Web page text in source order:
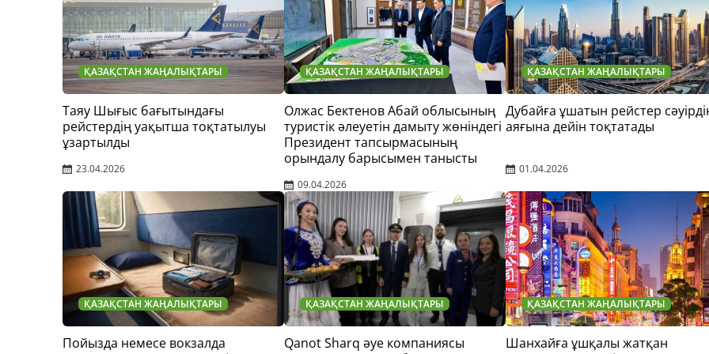
ҚАЗАҚСТАН ЖАҢАЛЫҚТАРЫ
Таяу Шығыс бағытындағы
рейстердің уақытша тоқтатылуы
ұзартылды
23.04.2026
ҚАЗАҚСТАН ЖАҢАЛЫҚТАРЫ
Олжас Бектенов Абай облысының
туристік әлеуетін дамыту жөніндегі
Президент тапсырмасының
орындалу барысымен танысты
09.04.2026
ҚАЗАҚСТАН ЖАҢАЛЫҚТАРЫ
Дубайға ұшатын рейстер
аяғына дейін тоқтатады
01.04.2026
ҚАЗАҚСТАН ЖАҢАЛЫҚТАРЫ
Пойызда немесе вокзалда
ҚАЗАҚСТАН ЖАҢАЛЫҚТАРЫ
Qanot Sharq әуе компаниясы
ҚАЗАҚСТАН ЖАҢАЛЫҚТАРЫ
Шанхайға ұшқалы жатқан